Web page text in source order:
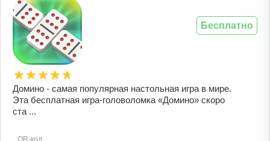
Домино - самая популярная настольная игра в мире.
Эта бесплатная игра-головоломка «Домино» скоро
ста ...
QR-код
Бесплатно